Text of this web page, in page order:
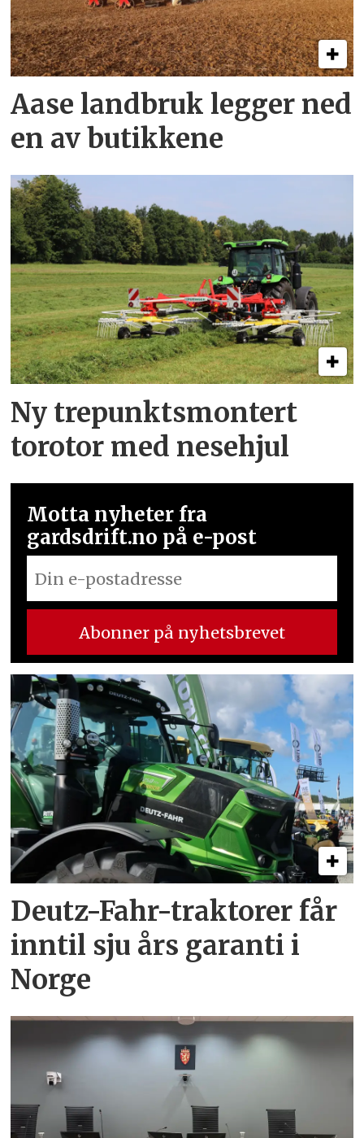
Aase landbruk legger ned
en av butikkene
Ny trepunkts­montert
torotor med nesehjul
Motta nyheter fra
gardsdrift.no på e-post
Deutz-Fahr-traktorer får
inntil sju års garanti i
Norge